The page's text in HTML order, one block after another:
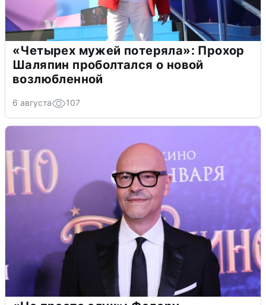
«Четырех мужей потеряла»: Прохор
Шаляпин проболтался о новой
возлюбленной
6 августа 107